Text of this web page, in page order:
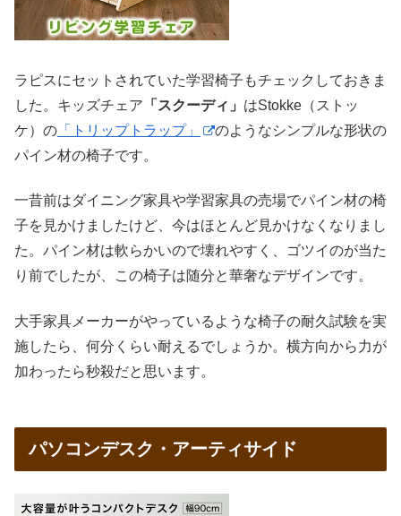
ラピスにセットされていた学習椅子もチェックしておきま
した。キッズチェア 「スクーディ」 はStokke（ストッ
ケ）の 「トリップトラップ」
のようなシンプルな形状の
パイン材の椅子です。
一昔前はダイニング家具や学習家具の売場でパイン材の椅
子を見かけましたけど、今はほとんど見かけなくなりまし
た。パイン材は軟らかいので壊れやすく、ゴツイのが当た
り前でしたが、この椅子は随分と華奢なデザインです。
大手家具メーカーがやっているような椅子の耐久試験を実
施したら、何分くらい耐えるでしょうか。横方向から力が
加わったら秒殺だと思います。
パソコンデスク・アーティサイド